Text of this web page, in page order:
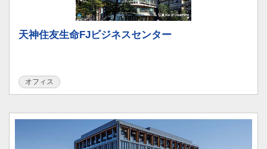
天神住友生命FJビジネスセンター
オフィス